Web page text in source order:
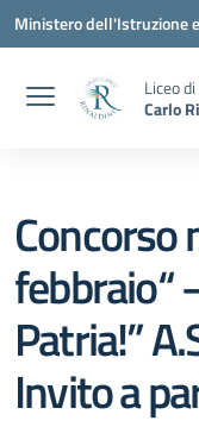
Vai ai contenuti
Vai al menu di navigazione
Vai al footer
Ministero dell'Istruzione
Liceo
Carlo
Concorso
febbraio“
Patria!”
Invito a